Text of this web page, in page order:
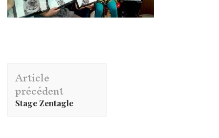
Navigation
d'article
Article
précédent
Stage Zentagle